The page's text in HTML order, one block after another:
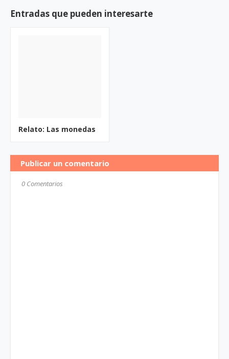
Entradas que pueden interesarte
Relato: Las monedas
Publicar un comentario
0 Comentarios